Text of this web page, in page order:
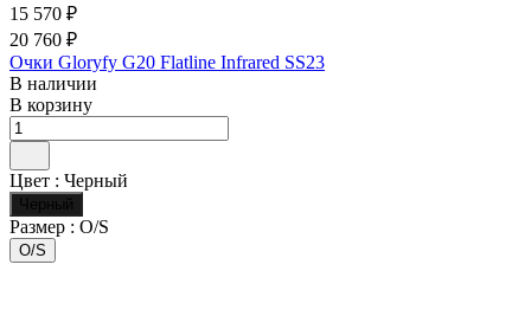
15 570 ₽
20 760 ₽
Очки Gloryfy G20 Flatline Infrared SS23
В наличии
В корзину
Цвет : Черный
Черный
Размер : O/S
O/S